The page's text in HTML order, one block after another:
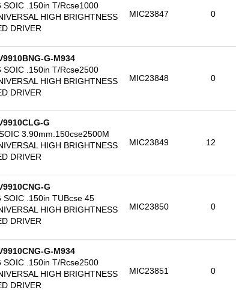
SOIC .150in T/Rcse1000
HIGH BRIGHTNESS
DRIVER
MIC23847 0
G-M934
SOIC .150in T/Rcse2500
HIGH BRIGHTNESS
DRIVER
MIC23848 0
G
3.90mm.150cse2500M
HIGH BRIGHTNESS
DRIVER
MIC23849 12
G
SOIC .150in TUBcse 45
HIGH BRIGHTNESS
DRIVER
MIC23850 0
G-M934
SOIC .150in T/Rcse2500
HIGH BRIGHTNESS
DRIVER
MIC23851 0